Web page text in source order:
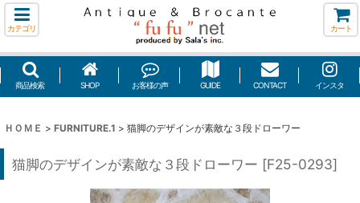
カテゴリ カート
商品検索 SHOP お客様の声 GUIDE CONTACT インスタ
ＨＯＭＥ > FURNITURE.1 > 猫脚のデザインが素敵な３段ドローワー
猫脚のデザインが素敵な３段ドローワー [F25-0293]